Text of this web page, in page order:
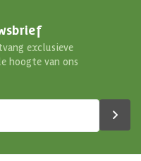
exclusieve
hoogte van ons